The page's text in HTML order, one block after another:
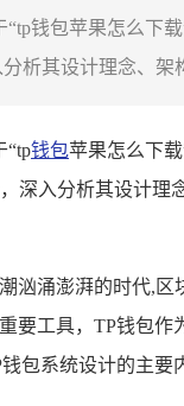
“tp钱包苹果怎么下
析其设计理念、
“tp钱包苹果怎么下
深入分析其设计理
汹涌澎湃的时代,
要工具，TP钱包
包系统设计的主要